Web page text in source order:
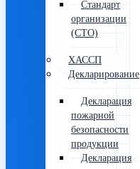
Стандарт
организации
(СТО)
ХАССП
Декларирование
Декларация
пожарной
безопасности
продукции
Декларация